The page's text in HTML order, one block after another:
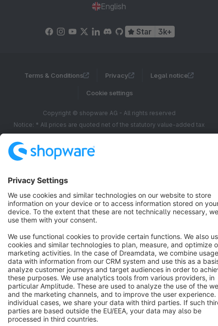
English
Star 3k+
Terms & Conditions Privacy Legal notice
Cookie settings
Copyright © shopware AG - All rights reserved
Notice: * All prices are quoted net of the statutory value-added tax